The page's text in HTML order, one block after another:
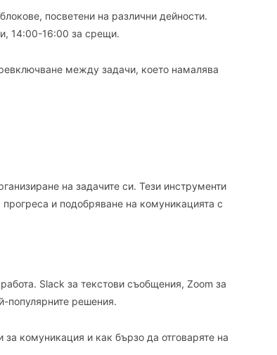
посветени на различни дейности.
14:00-16:00 за срещи.
между задачи, което намалява
на задачите си. Тези инструменти
и подобряване на комуникацията с
Slack за текстови съобщения, Zoom за
популярните решения.
за комуникация и как бързо да отговаряте на